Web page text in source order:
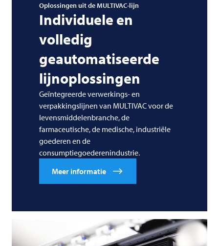
Oplossingen uit de MULTIVAC-lijn
Individuele en
volledig
geautomatiseerde
lijnoplossingen
Geïntegreerde verwerkings- en
verpakkingslijnen van MULTIVAC voor de
levensmiddelenbranche, de
farmaceutische, de medische, industriële
goederen en de
consumptiegoederenindustrie.
Meer informatie